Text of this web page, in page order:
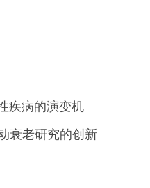
疾病的演变机
衰老研究的创新